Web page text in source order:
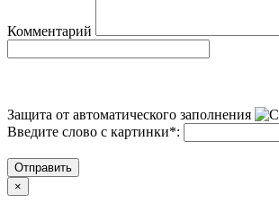
Комментарий
Защита от автоматического заполнения
Введите слово с картинки*:
Отправить
×